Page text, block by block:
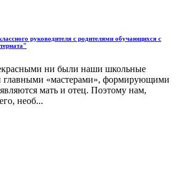
руководителя с родителями обучающихся с
ни были наши школьные
главными «мастерами», формирующими
мать и отец. Поэтому нам,
необ...